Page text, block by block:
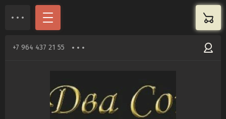
+7 964 437 21 55